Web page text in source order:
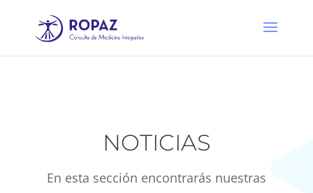
NOTICIAS
En esta sección encontrarás nuestras